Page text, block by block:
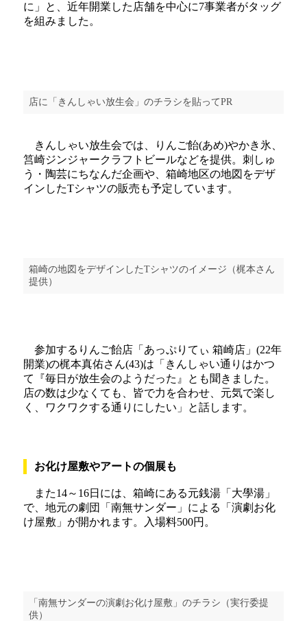
に」と、近年開業した店舗を中心に7事業者がタッグ
を組みました。
店に「きんしゃい放生会」のチラシを貼ってPR
きんしゃい放生会では、りんご飴(あめ)やかき氷、
筥崎ジンジャークラフトビールなどを提供。刺しゅ
う・陶芸にちなんだ企画や、箱崎地区の地図をデザ
インしたTシャツの販売も予定しています。
箱崎の地図をデザインしたTシャツのイメージ（梶本さん
提供）
参加するりんご飴店「あっぷりてぃ 箱崎店」(22年
開業)の梶本真佑さん(43)は「きんしゃい通りはかつ
て『毎日が放生会のようだった』とも聞きました。
店の数は少なくても、皆で力を合わせ、元気で楽し
く、ワクワクする通りにしたい」と話します。
お化け屋敷やアートの個展も
また14～16日には、箱崎にある元銭湯「大學湯」
で、地元の劇団「南無サンダー」による「演劇お化
け屋敷」が開かれます。入場料500円。
「南無サンダーの演劇お化け屋敷」のチラシ（実行委提
供）